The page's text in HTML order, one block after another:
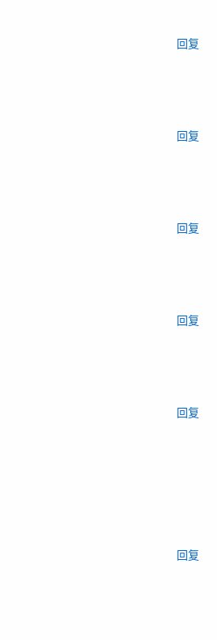
回复
回复
回复
回复
回复
回复